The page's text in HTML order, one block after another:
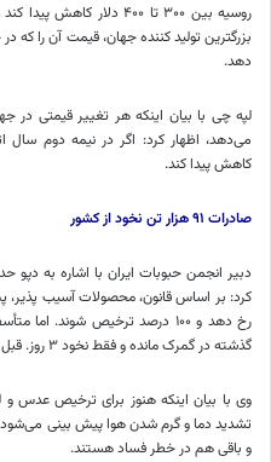
روسیه بین ۳۰۰ تا ۴۰۰ دلار
دهد.
لپه چی با بیان اینکه هر تغییر قیمتی در
می‌دهد، اظهار کرد: اگر در نیمه دوم سال
کاهش پیدا کند.
صادرات ۹۱ هزار تن نخود از کشور
کرد: بر اساس قانون، محصولات آسیب پذیر،
گذشته در گمرک مانده و فقط نخود ۳ روز. قبل مجوز ترخیص دریافت کرد.
وی با بیان اینکه هنوز برای ترخیص عدس
تشدید دما و گرم شدن هوا پیش بینی
و باقی هم در خطر فساد هستند.